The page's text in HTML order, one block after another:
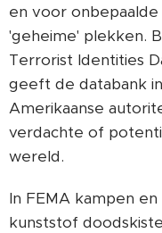
en voor
'geheime' plekken.
Terrorist Identities
geeft de databank
Amerikaanse
verdachte of
wereld.
In FEMA kampen
kunststof